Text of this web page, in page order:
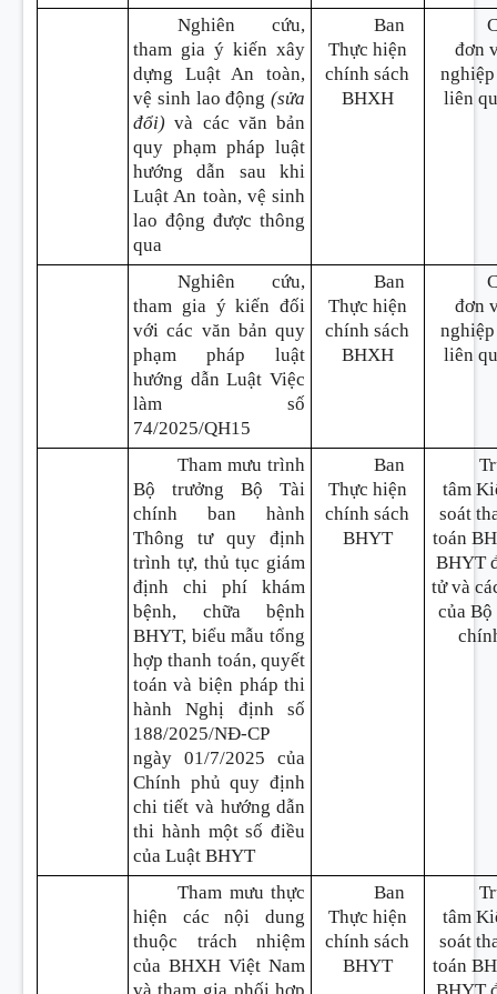
Nghiên cứu,
tham gia ý kiến xây
dựng Luật An toàn,
vệ sinh lao động(sửa
đổi)và các văn bản
quy phạm pháp luật
hướng dẫn sau khi
Luật An toàn, vệ sinh
lao động được thông
qua
Ban
Thực hiện
chính sách
BHXH
đơn
liên
Nghiên cứu,
tham gia ý kiến đối
với các văn bản quy
phạm pháp luật
hướng dẫn Luật Việc
làm số
74/2025/QH15
Ban
Thực hiện
chính sách
BHXH
đơn
liên
Tham mưu trình
Bộ trưởng Bộ Tài
chính ban hành
Thông tư quy định
trình tự, thủ tục giám
định chi phí khám
bệnh, chữa bệnh
BHYT, biểu mẫu tổng
hợp thanh toán, quyết
toán và biện pháp thi
hành Nghị định số
188/2025/NĐ-CP
ngày 01/7/2025 của
Chính phủ quy định
chi tiết và hướng dẫn
thi hành một số điều
của Luật BHYT
Ban
Thực hiện
chính sách
BHYT
tâm
soát
toán
BHYT
tử và
của Bộ
Tham mưu thực
hiện các nội dung
thuộc trách nhiệm
của BHXH Việt Nam
và tham gia phối hợp
Ban
Thực hiện
chính sách
BHYT
tâm
soát
toán
BHYT